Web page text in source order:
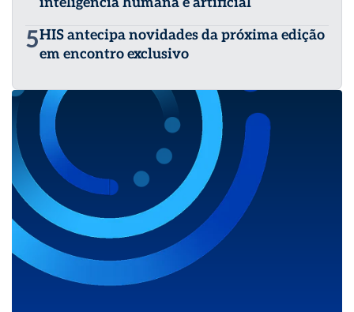
5HIS antecipa novidades da próxima edição
em encontro exclusivo